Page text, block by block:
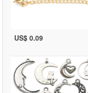
US$ 0.09